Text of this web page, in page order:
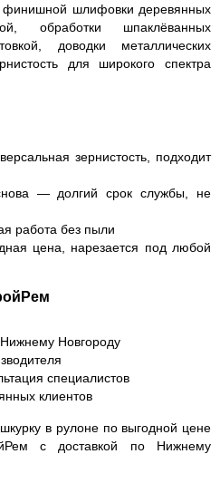
шлифовки деревянных
обработки шпаклёванных
доводки металлических
для широкого спектра
зернистость, подходит
— долгий срок службы, не
работа без пыли
цена, нарезается под любой
Нижнему Новгороду
специалистов
клиентов
в рулоне по выгодной цене
с доставкой по Нижнему